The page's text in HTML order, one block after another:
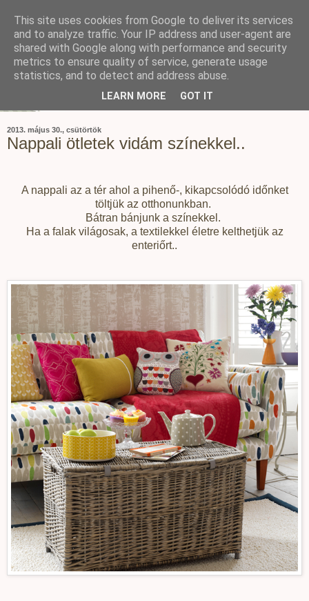
2013. május 30., csütörtök
Nappali ötletek vidám színekkel..
A nappali az a tér ahol a pihenő-, kikapcsolódó időnket
töltjük az otthonunkban.
Bátran bánjunk a színekkel.
Ha a falak világosak, a textilekkel életre kelthetjük az
enteriőrt..
This site uses cookies from Google to deliver its services
and to analyze traffic. Your IP address and user-agent are
shared with Google along with performance and security
metrics to ensure quality of service, generate usage
statistics, and to detect and address abuse.
LEARN MORE GOT IT